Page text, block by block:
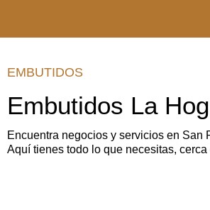
EMBUTIDOS
Embutidos La
Encuentra negocios y servicios en San
Aquí tienes todo lo que necesitas, cerca